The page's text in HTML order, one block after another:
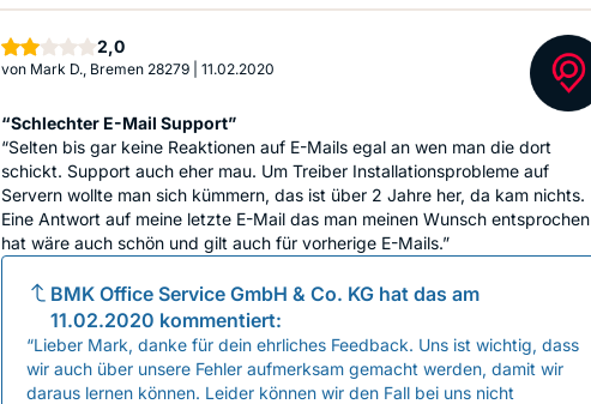
2,0Sterne
von Mark D., Bremen 28279 11.02.2020
“Schlechter E-Mail Support”
“Selten bis gar keine Reaktionen auf E-Mails egal an wen man die dort
schickt. Support auch eher mau. Um Treiber Installationsprobleme auf
Servern wollte man sich kümmern, das ist über 2 Jahre her, da kam nichts.
Eine Antwort auf meine letzte E-Mail das man meinen Wunsch entsprochen
hat wäre auch schön und gilt auch für vorherige E-Mails.”
BMK Office Service GmbH & Co. KG hat das am
11.02.2020 kommentiert:
“Lieber Mark, danke für dein ehrliches Feedback. Uns ist wichtig, dass
wir auch über unsere Fehler aufmerksam gemacht werden, damit wir
daraus lernen können. Leider können wir den Fall bei uns nicht